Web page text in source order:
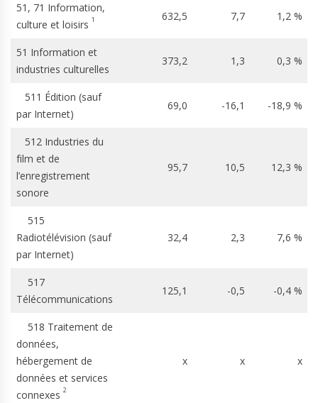
51, 71 Information,
culture et loisirs 1 632,5 7,7 1,2 %
51 Information et
industries culturelles
373,2 1,3 0,3 %
511 Édition (sauf
par Internet)
69,0 -16,1 -18,9 %
512 Industries du
film et de
l’enregistrement
sonore
95,7 10,5 12,3 %
515
Radiotélévision (sauf
par Internet)
32,4 2,3 7,6 %
517
Télécommunications
125,1 -0,5 -0,4 %
518 Traitement de
données,
hébergement de
données et services
connexes 2
x x x